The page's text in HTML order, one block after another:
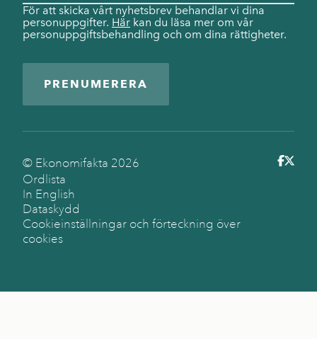
För att skicka vårt nyhetsbrev behandlar vi dina
personuppgifter. Här kan du läsa mer om vår
personuppgiftsbehandling och om dina rättigheter.
PRENUMERERA
© Ekonomifakta 2026
Ordlista
In English
Dataskydd
Cookieinställningar och förteckning över
cookies